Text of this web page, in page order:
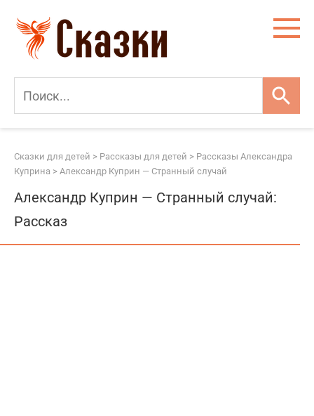
контенту
Сказки для детей > Рассказы для детей > Рассказы Александра
Куприна > Александр Куприн — Странный случай
Александр Куприн — Странный случай:
Рассказ